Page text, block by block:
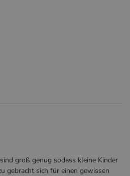
groß genug sodass kleine Kinder
gebracht sich für einen gewissen